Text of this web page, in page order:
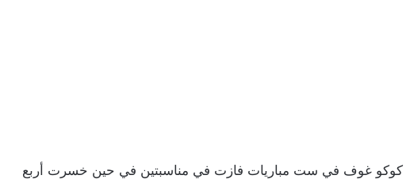
كوكو غوف في ست مباريات فازت في مناسبتين في حين خسرت أربع